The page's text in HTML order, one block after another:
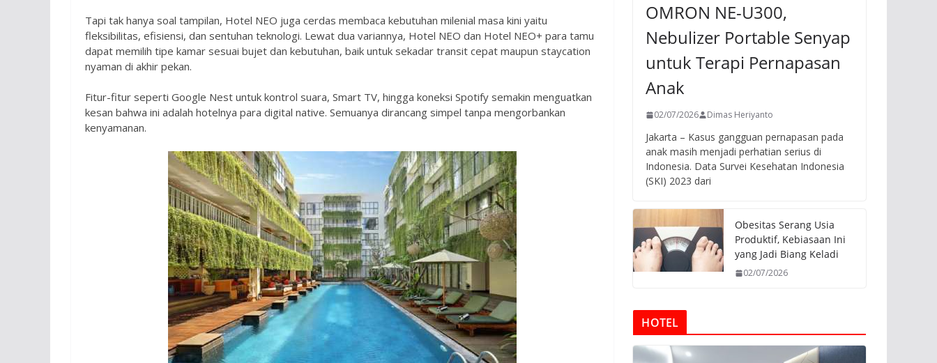
Tapi tak hanya soal tampilan, Hotel NEO juga cerdas membaca kebutuhan milenial masa kini yaitu
fleksibilitas, efisiensi, dan sentuhan teknologi. Lewat dua variannya, Hotel NEO dan Hotel NEO+ para tamu
dapat memilih tipe kamar sesuai bujet dan kebutuhan, baik untuk sekadar transit cepat maupun staycation
nyaman di akhir pekan.
Fitur-fitur seperti Google Nest untuk kontrol suara, Smart TV, hingga koneksi Spotify semakin menguatkan
kesan bahwa ini adalah hotelnya para digital native. Semuanya dirancang simpel tanpa mengorbankan
kenyamanan.
OMRON NE-U300,
Nebulizer Portable Senyap
untuk Terapi Pernapasan
Anak
02/07/2026 Dimas Heriyanto
Jakarta – Kasus gangguan pernapasan pada
anak masih menjadi perhatian serius di
Indonesia. Data Survei Kesehatan Indonesia
(SKI) 2023 dari
Obesitas Serang Usia
Produktif, Kebiasaan Ini
yang Jadi Biang Keladi
02/07/2026
HOTEL